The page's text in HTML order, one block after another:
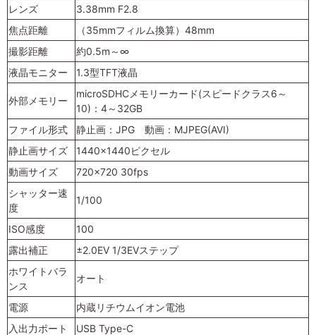
レンズ
3.38mm F2.8
焦点距離
（35mmフィルム換算）48mm
撮影距離
約0.5m～∞
液晶モニター
1.3型TFT液晶
外部メモリー
microSDHCメモリーカード(スピードクラス6～
10)：4～32GB
ファイル形式
静止画：JPG 動画：MJPEG(AVI)
静止画サイズ
1440×1440ピクセル
動画サイズ
720×720 30fps
シャッター速
度
1/100
ISO感度
100
露出補正
±2.0EV 1/3EVステップ
ホワイトバラ
ンス
オート
電源
内蔵リチウムイオン電池
入出力ポート
USB Type-C